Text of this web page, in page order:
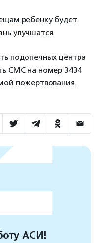
ребенку будет
улучшатся.
подопечных центра
СМС на номер 3434
пожертвования.
АСИ!